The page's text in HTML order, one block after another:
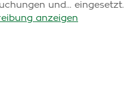
und... eingesetzt.
anzeigen